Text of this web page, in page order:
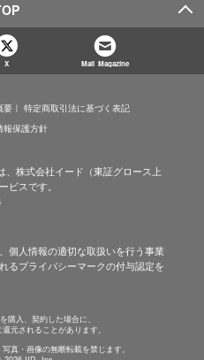
X Mail Magazine
要
特定商取引法に基づく表記
報保護方針
、株式会社イード（東証グロース上
ビスです。
個人情報の適切な取扱いを行う事業
るプライバシーマークの付与認定を
購入、契約した場合に、
元されることがあります。
真・画像の無断転載を禁じます。